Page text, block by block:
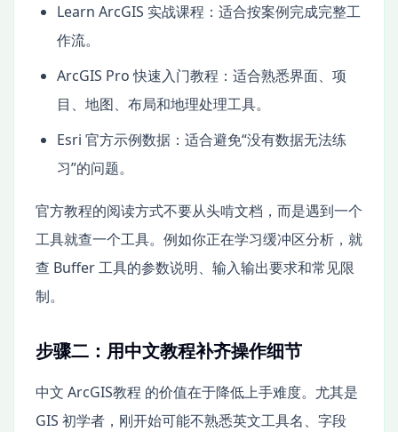
Learn ArcGIS 实战课程：适合按案例完成完整工
作流。
ArcGIS Pro 快速入门教程：适合熟悉界面、项
目、地图、布局和地理处理工具。
Esri 官方示例数据：适合避免“没有数据无法练
习”的问题。
官方教程的阅读方式不要从头啃文档，而是遇到一个
工具就查一个工具。例如你正在学习缓冲区分析，就
查 Buffer 工具的参数说明、输入输出要求和常见限
制。
步骤二：用中文教程补齐操作细节
中文 ArcGIS教程 的价值在于降低上手难度。尤其是
GIS 初学者，刚开始可能不熟悉英文工具名、字段